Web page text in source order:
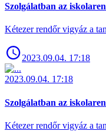
Szolgálatban az
Kétezer rendőr vigyáz a
2023.09.04. 17:18
2023.09.04. 17:18
Szolgálatban az
Kétezer rendőr vigyáz a